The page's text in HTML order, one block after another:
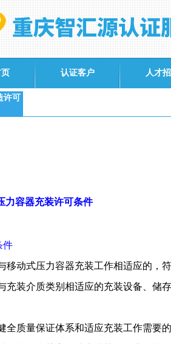
页 认证客户 人才
许可
力容器充装许可条件
件
移动式压力容器充装工作相适应的，
充装介质类别相适应的充装设备、储
全质量保证体系和适应充装工作需要